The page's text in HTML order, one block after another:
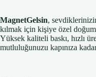
MagnetGelsin,
kılmak için kişiye özel
Yüksek kaliteli baskı, hızlı
mutluluğunuzu kapınıza